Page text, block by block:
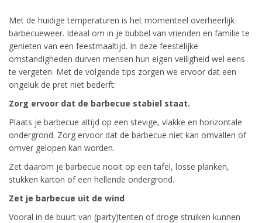
Met de huidige temperaturen is het momenteel overheerlijk
barbecueweer. Ideaal om in je bubbel van vrienden en familie te
genieten van een feestmaaltijd. In deze feestelijke
omstandigheden durven mensen hun eigen veiligheid wel eens
te vergeten. Met de volgende tips zorgen we ervoor dat een
ongeluk de pret niet bederft:
Zorg ervoor dat de barbecue stabiel staat.
Plaats je barbecue altijd op een stevige, vlakke en horizontale
ondergrond. Zorg ervoor dat de barbecue niet kan omvallen of
omver gelopen kan worden.
Zet daarom je barbecue nooit op een tafel, losse planken,
stukken karton of een hellende ondergrond.
Zet je barbecue uit de wind
Vooral in de buurt van (party)tenten of droge struiken kunnen